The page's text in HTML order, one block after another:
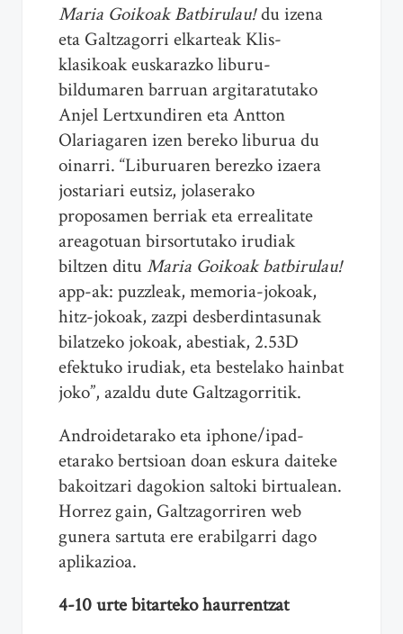
Maria Goikoak Batbirulau!du izena
eta Galtzagorri elkarteak Klis-
klasikoak euskarazko liburu-
bildumaren barruan argitaratutako
Anjel Lertxundiren eta Antton
Olariagaren izen bereko liburua du
oinarri. “Liburuaren berezko izaera
jostariari eutsiz, jolaserako
proposamen berriak eta errealitate
areagotuan birsortutako irudiak
biltzen dituMaria Goikoak batbirulau!
app-ak: puzzleak, memoria-jokoak,
hitz-jokoak, zazpi desberdintasunak
bilatzeko jokoak, abestiak, 2.53D
efektuko irudiak, eta bestelako hainbat
joko”, azaldu dute Galtzagorritik.
Androidetarako eta iphone/ipad-
etarako bertsioan doan eskura daiteke
bakoitzari dagokion saltoki birtualean.
Horrez gain, Galtzagorriren web
gunera sartuta ere erabilgarri dago
aplikazioa.
4-10 urte bitarteko haurrentzat